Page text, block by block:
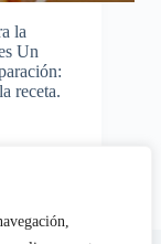
la
Un
receta.
por